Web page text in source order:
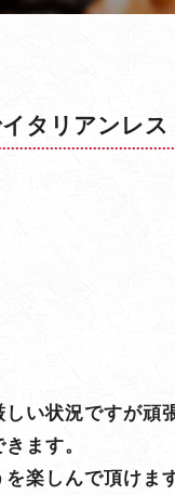
タリアンレ
い状況ですが頑
ます。
楽しんで頂けま